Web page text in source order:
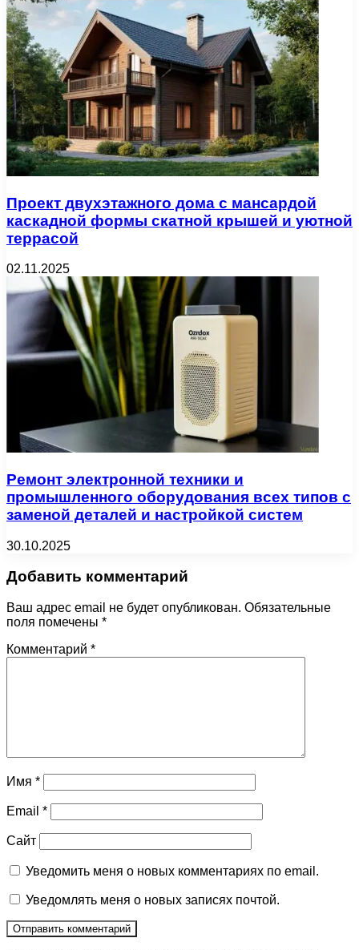
Проект двухэтажного дома с мансардой
каскадной формы скатной крышей и уютной
террасой
02.11.2025
Ремонт электронной техники и
промышленного оборудования всех типов с
заменой деталей и настройкой систем
30.10.2025
Добавить комментарий
Ваш адрес email не будет опубликован. Обязательные
поля помечены *
Комментарий *
Имя *
Email *
Сайт
Уведомить меня о новых комментариях по email.
Уведомлять меня о новых записях почтой.